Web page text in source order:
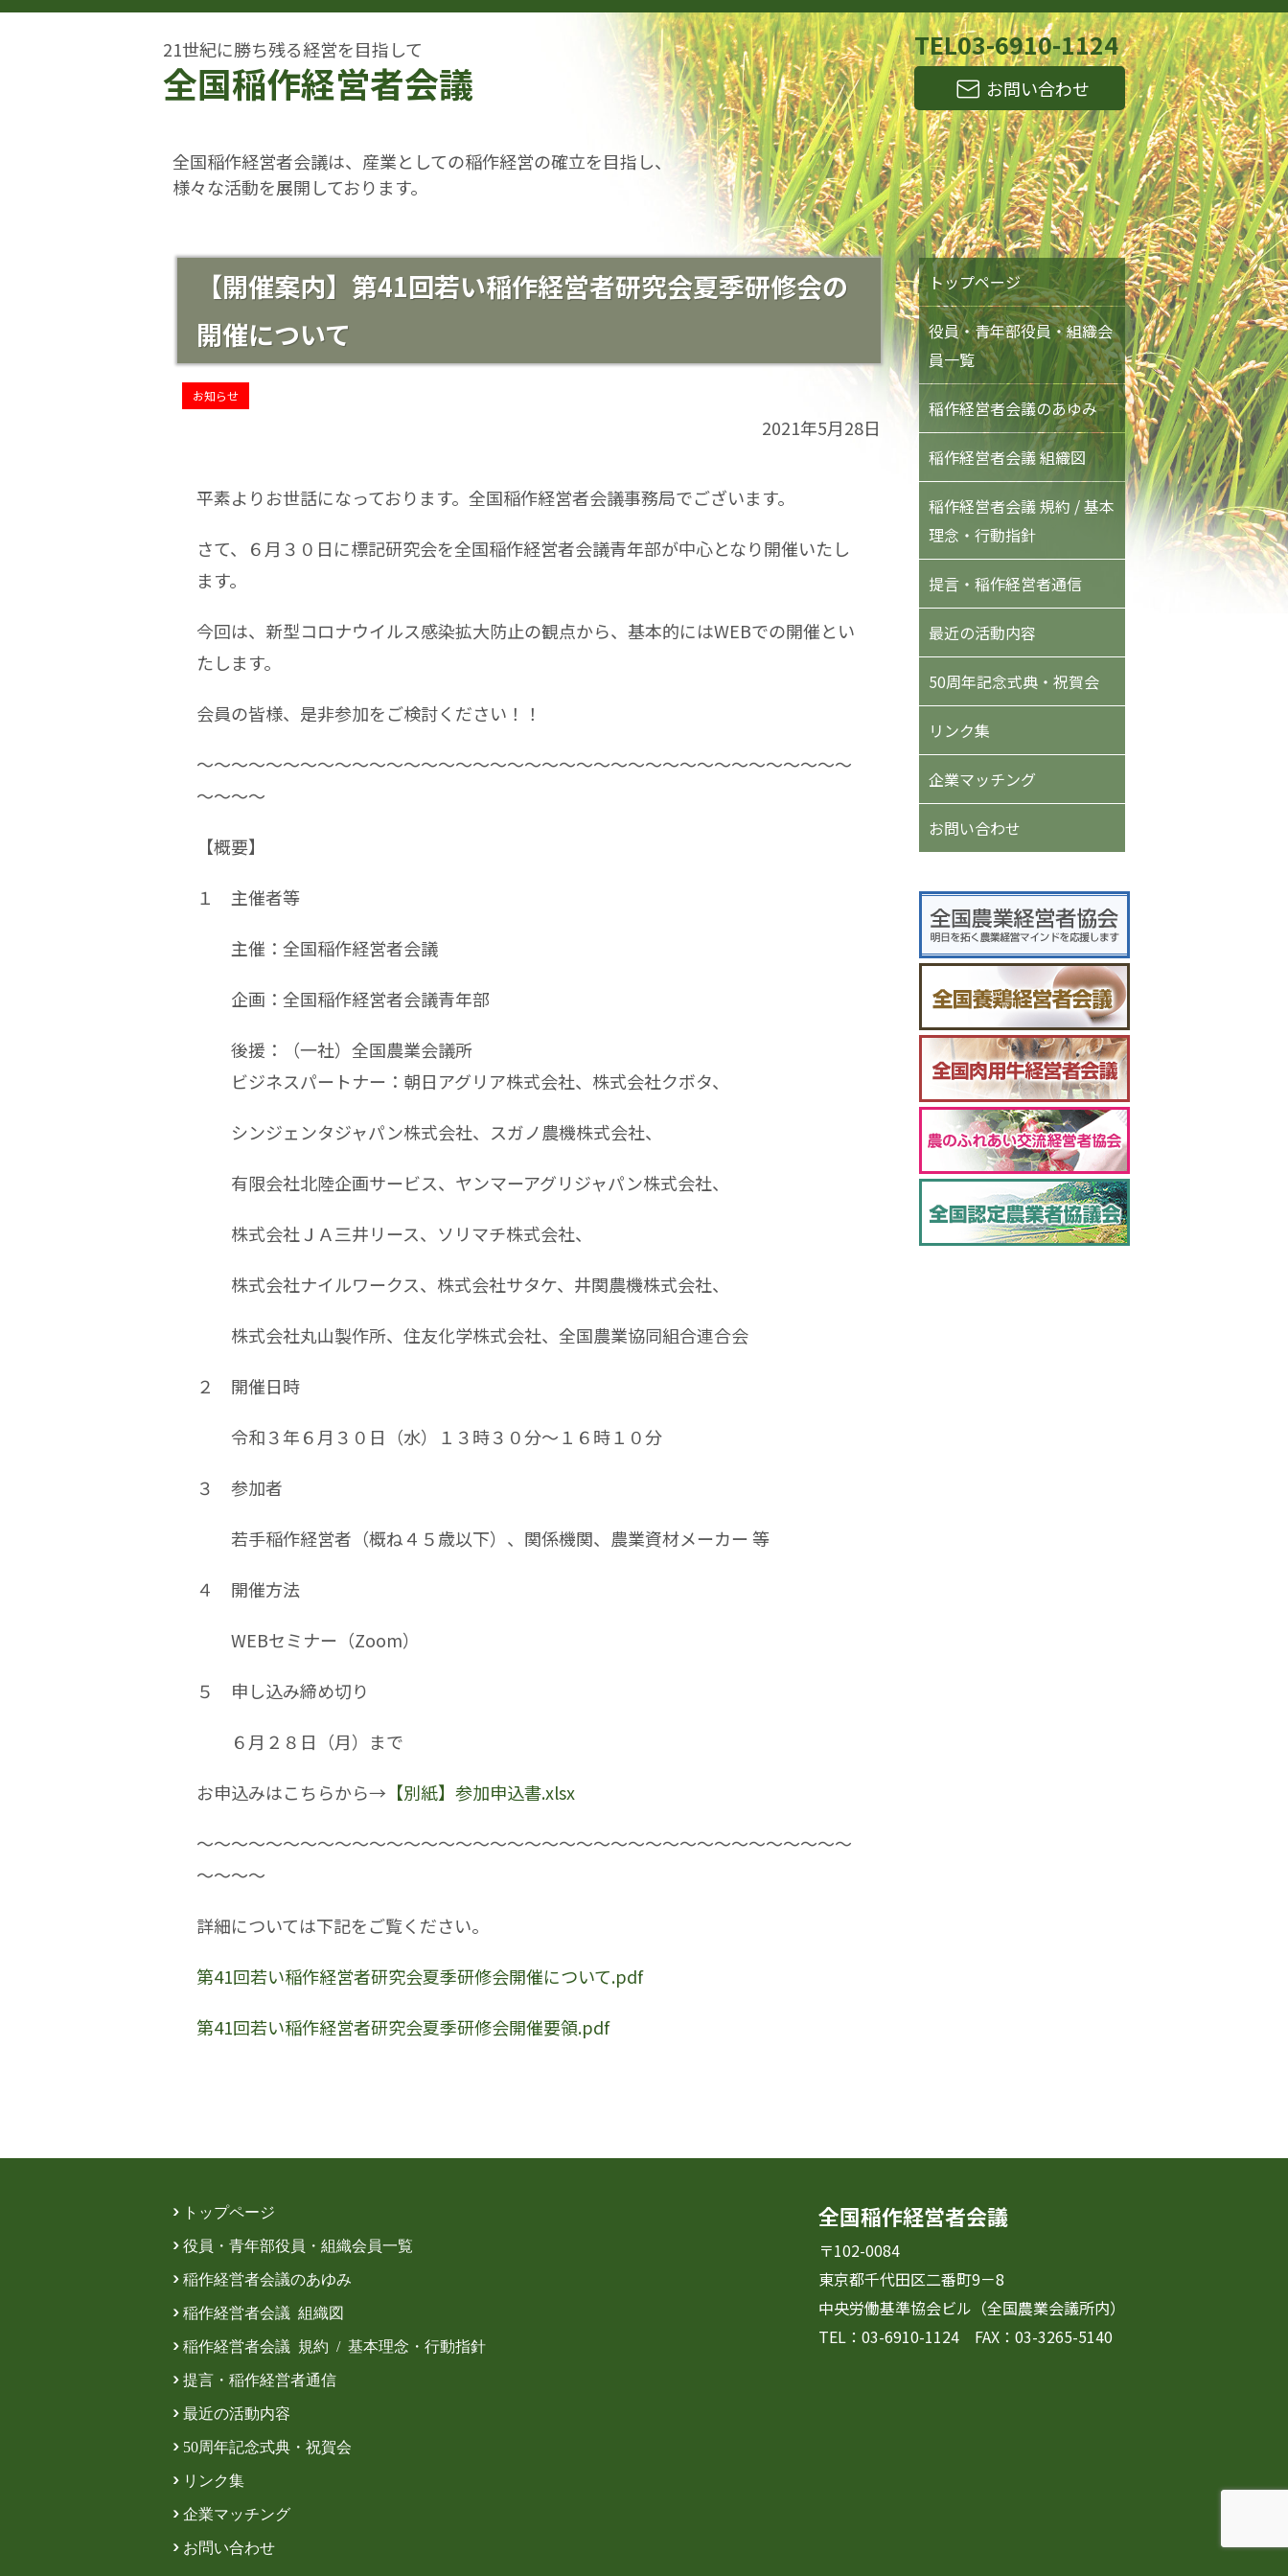
21世紀に勝ち残る経営を目指して
全国稲作経営者会議
TEL03-6910-1124
お問い合わせ
全国稲作経営者会議は、産業としての稲作経営の確立を目指し、
様々な活動を展開しております。
【開催案内】第41回若い稲作経営者研究会夏季研修会の
開催について
お知らせ
2021年5月28日
平素よりお世話になっております。全国稲作経営者会議事務局でございます。
さて、６月３０日に標記研究会を全国稲作経営者会議青年部が中心となり開催いたし
ます。
今回は、新型コロナウイルス感染拡大防止の観点から、基本的にはWEBでの開催とい
たします。
会員の皆様、是非参加をご検討ください！！
～～～～～～～～～～～～～～～～～～～～～～～～～～～～～～～～～～～～～～
～～～～
【概要】
１ 主催者等
主催：全国稲作経営者会議
企画：全国稲作経営者会議青年部
後援：（一社）全国農業会議所
ビジネスパートナー：朝日アグリア株式会社、株式会社クボタ、
シンジェンタジャパン株式会社、スガノ農機株式会社、
有限会社北陸企画サービス、ヤンマーアグリジャパン株式会社、
株式会社ＪＡ三井リース、ソリマチ株式会社、
株式会社ナイルワークス、株式会社サタケ、井関農機株式会社、
株式会社丸山製作所、住友化学株式会社、全国農業協同組合連合会
２ 開催日時
令和３年６月３０日（水）１３時３０分～１６時１０分
３ 参加者
若手稲作経営者（概ね４５歳以下）、関係機関、農業資材メーカー 等
４ 開催方法
WEBセミナー（Zoom）
５ 申し込み締め切り
６月２８日（月）まで
お申込みはこちらから→ 【別紙】参加申込書.xlsx
～～～～～～～～～～～～～～～～～～～～～～～～～～～～～～～～～～～～～～
～～～～
詳細については下記をご覧ください。
第41回若い稲作経営者研究会夏季研修会開催について.pdf
第41回若い稲作経営者研究会夏季研修会開催要領.pdf
トップページ
役員・青年部役員・組織会
員一覧
稲作経営者会議のあゆみ
稲作経営者会議 組織図
稲作経営者会議 規約 / 基本
理念・行動指針
提言・稲作経営者通信
最近の活動内容
50周年記念式典・祝賀会
リンク集
企業マッチング
お問い合わせ
トップページ
役員・青年部役員・組織会員一覧
稲作経営者会議のあゆみ
稲作経営者会議 組織図
稲作経営者会議 規約 / 基本理念・行動指針
提言・稲作経営者通信
最近の活動内容
50周年記念式典・祝賀会
リンク集
企業マッチング
お問い合わせ
全国稲作経営者会議
〒102-0084
東京都千代田区二番町9－8
中央労働基準協会ビル（全国農業会議所内）
TEL：03-6910-1124 FAX：03-3265-5140